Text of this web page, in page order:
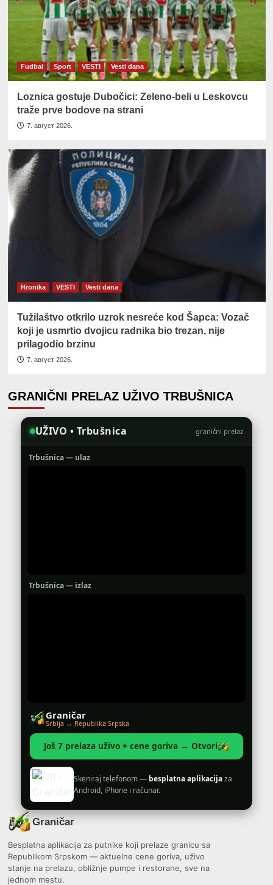
Fudbal Sport VESTI Vesti dana
Loznica gostuje Dubočici: Zeleno-beli u Leskovcu
traže prve bodove na strani
7. август 2026.
Hronika VESTI Vesti dana
Tužilaštvo otkrilo uzrok nesreće kod Šapca: Vozač
koji je usmrtio dvojicu radnika bio trezan, nije
prilagodio brzinu
7. август 2026.
GRANIČNI PRELAZ UŽIVO TRBUŠNICA
UŽIVO • Trbušnica granični prelaz
Trbušnica — ulaz
Trbušnica — izlaz
Graničar
Srbija ↔ Republika Srpska
Još 7 prelaza uživo + cene goriva → Otvori
Skeniraj telefonom — besplatna aplikacijaza
Android, iPhone i računar.
Graničar
Besplatna aplikacija za putnike koji prelaze granicu sa
Republikom Srpskom — aktuelne cene goriva, uživo
stanje na prelazu, obližnje pumpe i restorane, sve na
jednom mestu.